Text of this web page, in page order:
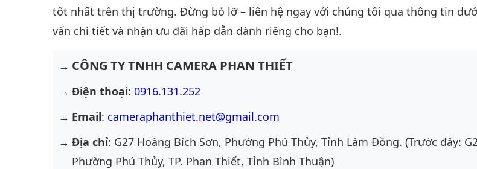
tốt nhất trên thị trường. Đừng bỏ lỡ – liên hệ ngay với chúng tôi qua thông tin
vấn chi tiết và nhận ưu đãi hấp dẫn dành riêng cho bạn!.
CÔNG TY TNHH CAMERA PHAN THIẾT
Điện thoại: 0916.131.252
Email: cameraphanthiet.net@gmail.com
Địa chỉ: G27 Hoàng Bích Sơn, Phường Phú Thủy, Tỉnh Lâm Đồng. (Trước đây:
Phường Phú Thủy, TP. Phan Thiết, Tỉnh Bình Thuận)